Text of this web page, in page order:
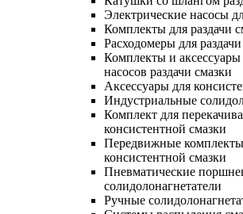
Электрические насосы
Комплекты для раздачи
Расходомеры для
Комплекты и аксессуары
насосов раздачи смазки
Аксессуары для
Индустриальные
Комплект для
консистентной смазки
Передвижные
консистентной смазки
Пневматические
солидолонагнетатели
Ручные